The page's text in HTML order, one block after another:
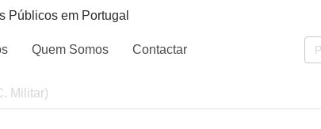
Públicos em Portugal
Quem Somos Contactar
Militar)